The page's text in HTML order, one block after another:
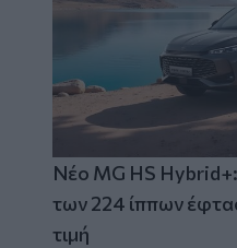
Νέο MG HS
των 224 ίππων
τιμή